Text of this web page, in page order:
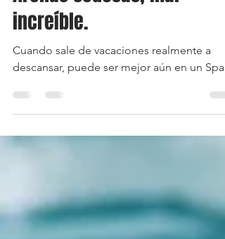
Arenas sedosas, mar
increíble.
Cuando sale de vacaciones realmente a
descansar, puede ser mejor aún en un Spa.